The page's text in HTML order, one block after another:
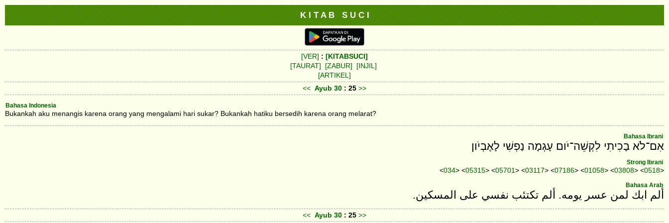
K I T A B S U C I
[VER] : [KITABSUCI]
[TAURAT]
[ZABUR]
[INJIL]
[ARTIKEL]
<< Ayub 30 : 25 >>
Bahasa Indonesia
Bukankah aku menangis karena orang yang mengalami hari sukar? Bukankah hatiku bersedih karena orang melarat?
Bahasa Ibrani
אִם־לֹא בָכִיתִי לִקְשֵׁה־יֹום עָגְמָה נַפְשִׁי לָאֶבְיֹון׃
Strong Ibrani
<034> <05315> <05701> <03117> <07186> <01058> <03808> <0518>
Bahasa Arab
ألم ابك لمن عسر يومه. ألم تكتئب نفسي على المسكين.
<< Ayub 30 : 25 >>